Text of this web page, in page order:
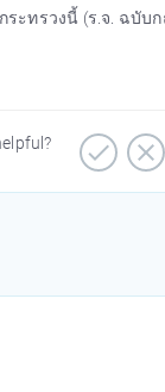
ทรวงนี้ (ร.จ. ฉบับ